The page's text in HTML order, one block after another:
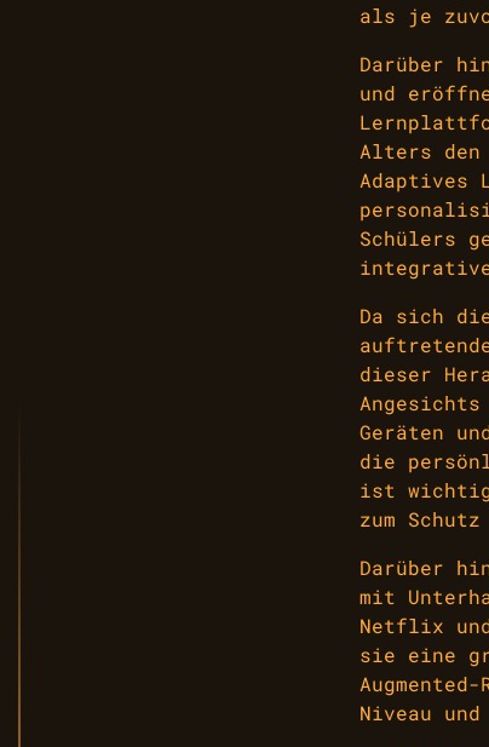
als je
Darüber
und
Alters
Adaptives
Schülers
Da sich
dieser
Geräten
die
ist wichtig,
zum
Darüber
mit
Netflix und
sie eine
Niveau